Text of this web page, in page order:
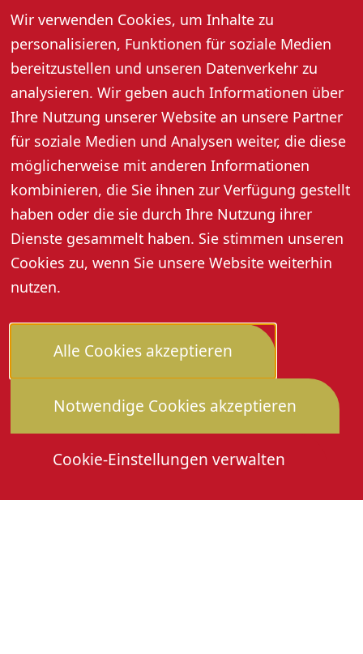
Wir verwenden Cookies, um Inhalte zu
personalisieren, Funktionen für soziale Medien
bereitzustellen und unseren Datenverkehr zu
analysieren. Wir geben auch Informationen über
Ihre Nutzung unserer Website an unsere Partner
für soziale Medien und Analysen weiter, die diese
möglicherweise mit anderen Informationen
kombinieren, die Sie ihnen zur Verfügung gestellt
haben oder die sie durch Ihre Nutzung ihrer
Dienste gesammelt haben. Sie stimmen unseren
Cookies zu, wenn Sie unsere Website weiterhin
nutzen.
Alle Cookies akzeptieren
Notwendige Cookies akzeptieren
Cookie-Einstellungen verwalten
Gästebegrüßung und geführter Stadtrundgang (außer
an Feiertagen).
Treffpunkt: bei der Tourist-Information.
Anmeldung für Samstag bis 16:30 Uhr am Freitag und
für Montag bis 10:00 Uhr am gleichen Tag unter Tel.
07802 82600 erforderlich.
Mindestpersonenzahl: 6 Personen
Preis pro Person: 5,- Euro, 3,- Euro mit Gästekarte
Die HeimattageDownloadsMitmachen